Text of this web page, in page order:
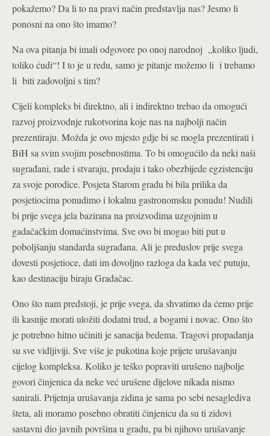
pokažemo? Da li to na pravi način predstavlja nas? Jesmo li
ponosni na ono što imamo?
Na ova pitanja bi imali odgovore po onoj narodnoj „koliko ljudi,
toliko ćudi“! I to je u redu, samo je pitanje možemo li i trebamo
li biti zadovoljni s tim?
Cijeli kompleks bi direktno, ali i indirektno trebao da omogući
razvoj proizvodnje rukotvorina koje nas na najbolji način
prezentiraju. Možda je ovo mjesto gdje bi se mogla prezentirati i
BiH sa svim svojim posebnostima. To bi omogućilo da neki naši
sugrađani, rade i stvaraju, prodaju i tako obezbijede egzistenciju
za svoje porodice. Posjeta Starom gradu bi bila prilika da
posjetiocima ponudimo i lokalnu gastronomsku ponudu! Nudili
bi prije svega jela bazirana na proizvodima uzgojnim u
gadačačkim domaćinstvima. Sve ovo bi mogao biti put u
poboljšanju standarda sugrađana. Ali je preduslov prije svega
dovesti posjetioce, dati im dovoljno razloga da kada već putuju,
kao destinaciju biraju Gradačac.
Ono što nam predstoji, je prije svega, da shvatimo da ćemo prije
ili kasnije morati uložiti dodatni trud, a bogami i novac. Ono što
je potrebno hitno učiniti je sanacija bedema. Tragovi propadanja
su sve vidljiviji. Sve više je pukotina koje prijete urušavanju
cijelog kompleksa. Koliko je teško popraviti urušeno najbolje
govori činjenica da neke već urušene dijelove nikada nismo
sanirali. Prijetnja urušavanja zidina je sama po sebi nesaglediva
šteta, ali moramo posebno obratiti činjenicu da su ti zidovi
sastavni dio javnih površina u gradu, pa bi njihovo urušavanje